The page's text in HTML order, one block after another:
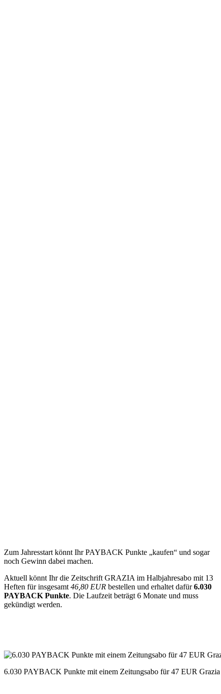
Zum Jahresstart könnt Ihr PAYBACK Punkte „kaufen“ und sogar
noch Gewinn dabei machen.
Aktuell könnt Ihr die Zeitschrift GRAZIA im Halbjahresabo mit 13
Heften für insgesamt 46,80 EUR bestellen und erhaltet dafür6.030
PAYBACK Punkte. Die Laufzeit beträgt 6 Monate und muss
gekündigt werden.
6.030 PAYBACK Punkte mit einem Zeitungsabo für 47 EUR Grazia